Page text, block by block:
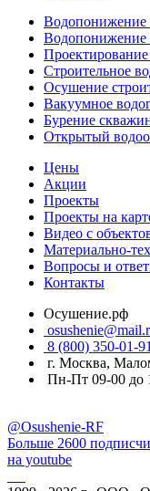
Водопонижение
Водопонижение
Строительное
Осушение
Вакуумное
Бурение
Открытый
Цены
Акции
Проекты
Проекты на
Видео с
Материально-
Вопросы и
Контакты
Осушение.рф
8 (800) 350-01-91
г. Москва,
Пн-Пт 09-00 до
@Osushenie-RF
Больше 2600
на youtube